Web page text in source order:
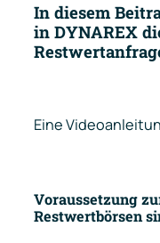
In diesem
in DYNAREX
Eine
Voraussetzung
Restwertbörsen